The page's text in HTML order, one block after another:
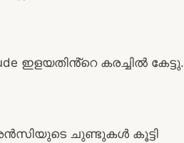
ഇളയതിൻ്റെ കരച്ചിൽ കേട്ടു.
അൻസിയുടെ ചുണ്ടുകൾ കൂട്ടി